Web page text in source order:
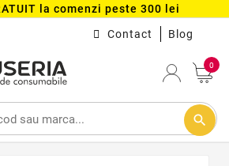
la comenzi peste 300 lei
Contact Blog
0
search